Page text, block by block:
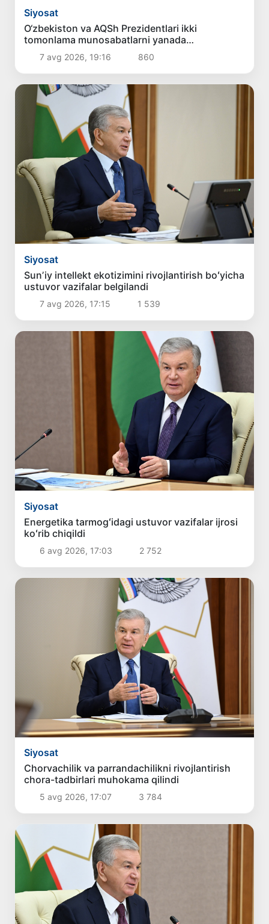
Siyosat
O‘zbekiston va AQSh Prezidentlari ikki
tomonlama munosabatlarni yanada
mustahkamlash istiqbollarini muhokama qildilar
7 avg 2026, 19:16 860
Siyosat
Sunʼiy intellekt ekotizimini rivojlantirish boʻyicha
ustuvor vazifalar belgilandi
7 avg 2026, 17:15 1 539
Siyosat
Energetika tarmogʻidagi ustuvor vazifalar ijrosi
koʻrib chiqildi
6 avg 2026, 17:03 2 752
Siyosat
Chorvachilik va parrandachilikni rivojlantirish
chora-tadbirlari muhokama qilindi
5 avg 2026, 17:07 3 784